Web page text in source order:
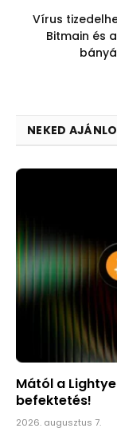
Vírus
Bitmain és
NEKED
Mától a
befektetés!
2026. augusztus 7.